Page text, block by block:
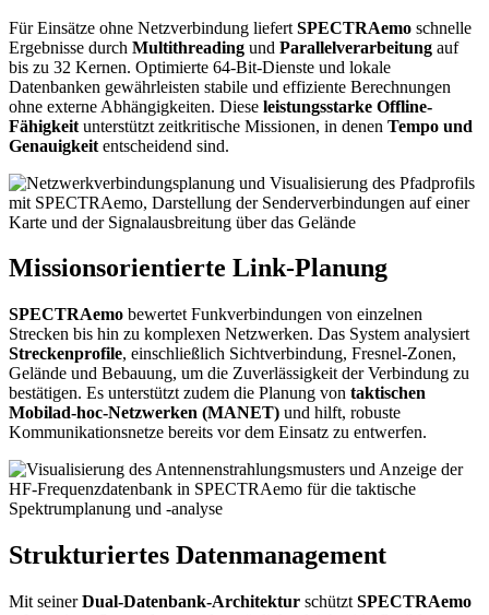
Für Einsätze ohne Netzverbindung liefert SPECTRAemo schnelle
Ergebnisse durch Multithreading und Parallelverarbeitung auf
bis zu 32 Kernen. Optimierte 64-Bit-Dienste und lokale
Datenbanken gewährleisten stabile und effiziente Berechnungen
ohne externe Abhängigkeiten. Diese leistungsstarke Offline-
Fähigkeit unterstützt zeitkritische Missionen, in denen Tempo und
Genauigkeit entscheidend sind.
Missionsorientierte Link-Planung
SPECTRAemo bewertet Funkverbindungen von einzelnen
Strecken bis hin zu komplexen Netzwerken. Das System analysiert
Streckenprofile, einschließlich Sichtverbindung, Fresnel-Zonen,
Gelände und Bebauung, um die Zuverlässigkeit der Verbindung zu
bestätigen. Es unterstützt zudem die Planung von taktischen
Mobilad-hoc-Netzwerken (MANET) und hilft, robuste
Kommunikationsnetze bereits vor dem Einsatz zu entwerfen.
Strukturiertes Datenmanagement
Mit seinerDual-Datenbank-Architektur schützt SPECTRAemo